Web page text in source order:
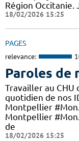
Région Occitanie.
18/02/2026 15:25
PAGES
relevance:
Paroles de
Travailler au CHU
quotidien de nos
Montpellier
Montpellier
de
18/02/2026 15:25